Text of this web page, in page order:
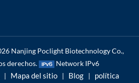
Nanjing Poclight Biotechnology Co.,
derechos.
Network IPv6
| Mapa del sitio | Blog | política